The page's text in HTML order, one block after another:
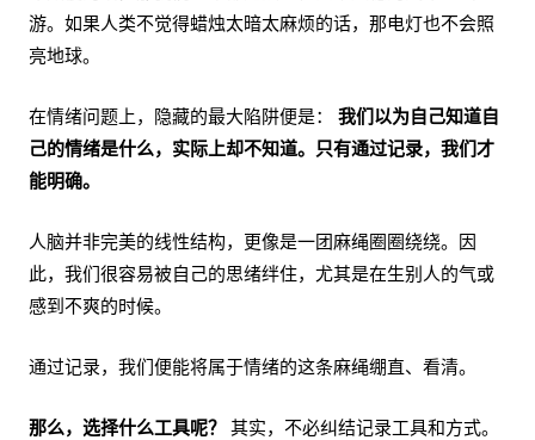
游。如果人类不觉得蜡烛太暗太麻烦的话，那电灯也不会照
亮地球。
在情绪问题上，隐藏的最大陷阱便是： 我们以为自己知道自
己的情绪是什么，实际上却不知道。只有通过记录，我们才
能明确。
人脑并非完美的线性结构，更像是一团麻绳圈圈绕绕。因
此，我们很容易被自己的思绪绊住，尤其是在生别人的气或
感到不爽的时候。
通过记录，我们便能将属于情绪的这条麻绳绷直、看清。
那么，选择什么工具呢？ 其实，不必纠结记录工具和方式。